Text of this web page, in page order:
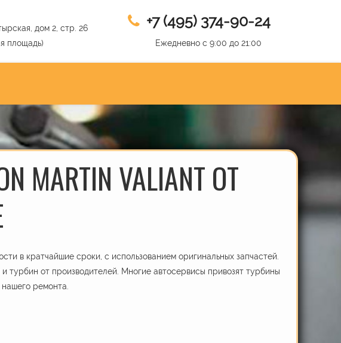
дом 2, стр. 26
площадь)
+7 (495) 374-90-24
Ежедневно с 9:00 до 21:00
MARTIN VALIANT ОТ
в кратчайшие сроки, с использованием оригинальных запчастей.
турбин от производителей. Многие автосервисы привозят турбины
ремонта.